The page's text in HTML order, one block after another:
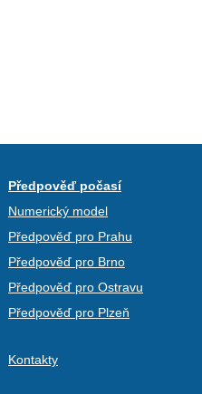
Předpověď počasí
Numerický model
Předpověď pro Prahu
Předpověď pro Brno
Předpověď pro Ostravu
Předpověď pro Plzeň
Kontakty